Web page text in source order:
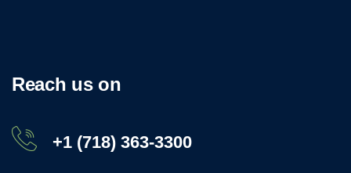
Reach us on
+1 (718) 363-3300